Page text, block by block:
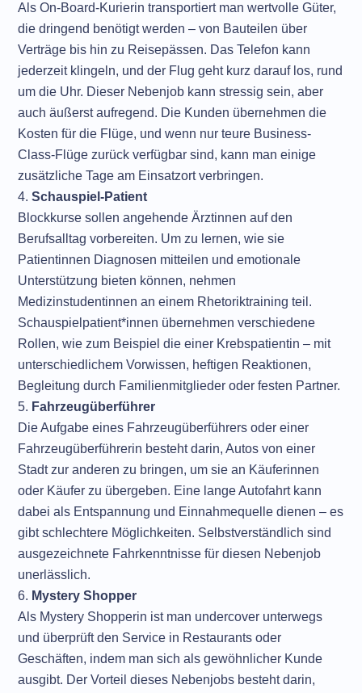
Als On-Board-Kurierin transportiert man wertvolle Güter,
die dringend benötigt werden – von Bauteilen über
Verträge bis hin zu Reisepässen. Das Telefon kann
jederzeit klingeln, und der Flug geht kurz darauf los, rund
um die Uhr. Dieser Nebenjob kann stressig sein, aber
auch äußerst aufregend. Die Kunden übernehmen die
Kosten für die Flüge, und wenn nur teure Business-
Class-Flüge zurück verfügbar sind, kann man einige
zusätzliche Tage am Einsatzort verbringen.
Schauspiel-Patient
Blockkurse sollen angehende Ärztinnen auf den
Berufsalltag vorbereiten. Um zu lernen, wie sie
Patientinnen Diagnosen mitteilen und emotionale
Unterstützung bieten können, nehmen
Medizinstudentinnen an einem Rhetoriktraining teil.
Schauspielpatient*innen übernehmen verschiedene
Rollen, wie zum Beispiel die einer Krebspatientin – mit
unterschiedlichem Vorwissen, heftigen Reaktionen,
Begleitung durch Familienmitglieder oder festen Partner.
Fahrzeugüberführer
Die Aufgabe eines Fahrzeugüberführers oder einer
Fahrzeugüberführerin besteht darin, Autos von einer
Stadt zur anderen zu bringen, um sie an Käuferinnen
oder Käufer zu übergeben. Eine lange Autofahrt kann
dabei als Entspannung und Einnahmequelle dienen – es
gibt schlechtere Möglichkeiten. Selbstverständlich sind
ausgezeichnete Fahrkenntnisse für diesen Nebenjob
unerlässlich.
Mystery Shopper
Als Mystery Shopperin ist man undercover unterwegs
und überprüft den Service in Restaurants oder
Geschäften, indem man sich als gewöhnlicher Kunde
ausgibt. Der Vorteil dieses Nebenjobs besteht darin,